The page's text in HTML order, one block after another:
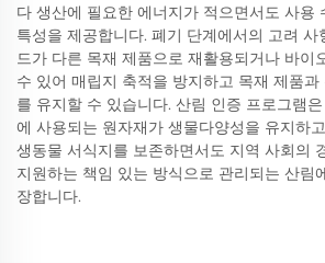
다 생산에 필요한 에너지가 적으면서도 사용
특성을 제공합니다. 폐기 단계에서의 고려
드가 다른 목재 제품으로 재활용되거나 바이
수 있어 매립지 축적을 방지하고 목재 제품
를 유지할 수 있습니다. 산림 인증 프로그램
에 사용되는 원자재가 생물다양성을 유지하
생동물 서식지를 보존하면서도 지역 사회의
지원하는 책임 있는 방식으로 관리되는 산림
장합니다.